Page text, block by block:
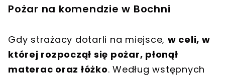
Pożar na komendzie w Bochni
Gdy strażacy dotarli na miejsce, w celi, w
której rozpoczął się pożar, płonął
materac oraz łóżko. Według wstępnych